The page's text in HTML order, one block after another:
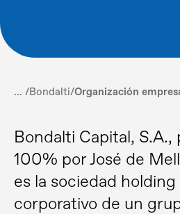
... /Bondalti/Organización
Bondalti Capital, S.A.,
100% por José de
es la sociedad
corporativo de un